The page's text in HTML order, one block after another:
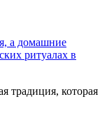
а домашние
ритуалах в
традиция, которая